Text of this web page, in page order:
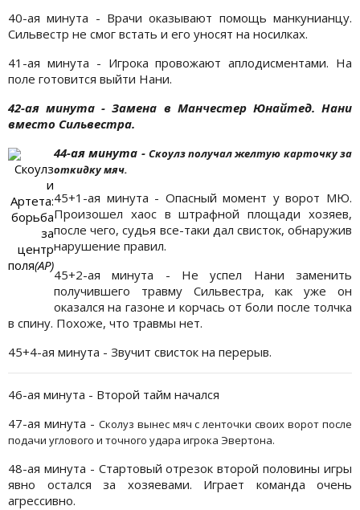
40-ая минута - Врачи оказывают помощь манкунианцу.
Сильвестр не смог встать и его уносят на носилках.
41-ая минута - Игрока провожают аплодисментами. На
поле готовится выйти Нани.
42-ая минута - Замена в Манчестер Юнайтед. Нани
вместо Сильвестра.
Скоулз
и
Артета:
борьба
за
центр
поля(АР)
44-ая минута - Скоулз получал желтую карточку за
откидку мяч.
45+1-ая минута - Опасный момент у ворот МЮ.
Произошел хаос в штрафной площади хозяев,
после чего, судья все-таки дал свисток, обнаружив
нарушение правил.
45+2-ая минута - Не успел Нани заменить
получившего травму Сильвестра, как уже он
оказался на газоне и корчась от боли после толчка
в спину. Похоже, что травмы нет.
45+4-ая минута - Звучит свисток на перерыв.
46-ая минута - Второй тайм начался
47-ая минута - Сколуз вынес мяч с ленточки своих ворот после
подачи углового и точного удара игрока Эвертона.
48-ая минута - Стартовый отрезок второй половины игры
явно остался за хозяевами. Играет команда очень
агрессивно.